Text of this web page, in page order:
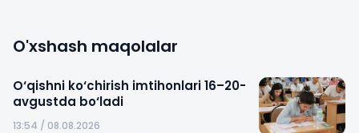
O'xshash maqolalar
O‘qishni ko‘chirish imtihonlari 16–20-
avgustda bo‘ladi
13:54 / 08.08.2026